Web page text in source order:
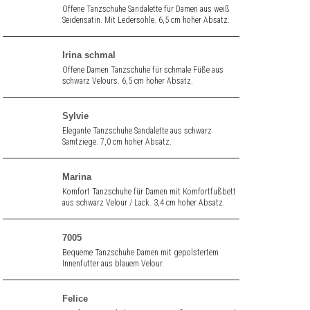
Offene Tanzschuhe Sandalette für Damen aus weiß
Seidensatin. Mit Ledersohle. 6,5 cm hoher Absatz.
Irina schmal
Offene Damen Tanzschuhe für schmale Füße aus
schwarz Velours. 6,5 cm hoher Absatz.
Sylvie
Elegante Tanzschuhe Sandalette aus schwarz
Samtziege. 7,0 cm hoher Absatz.
Marina
Komfort Tanzschuhe für Damen mit Komfortfußbett
aus schwarz Velour / Lack. 3,4 cm hoher Absatz.
7005
Bequeme Tanzschuhe Damen mit gepolstertem
Innenfutter aus blauem Velour.
Felice